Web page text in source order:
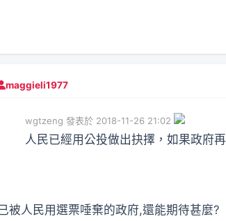
maggieli1977
wgtzeng 發表於 2018-11-26 21:02
人民已經用公投做出抉擇，如果政府
被人民用選票唾棄的政府,還能期待甚麼?